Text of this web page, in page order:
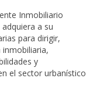
Inmobiliario
a su
para dirigir,
y
el sector urbanístico